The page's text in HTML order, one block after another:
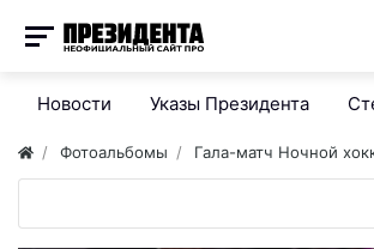
Новости Указы Президента
Фотоальбомы Гала-матч Ночной